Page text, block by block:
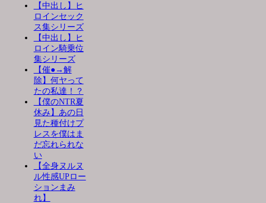
【中出し】ヒ
ロインセック
ス集シリーズ
【中出し】ヒ
ロイン騎乗位
集シリーズ
【催●→解
除】何ヤって
たの私達！？
【僕のNTR夏
休み】あの日
見た種付けプ
レスを僕はま
だ忘れられな
い
【全身ヌルヌ
ル性感UPロー
ションまみ
れ】